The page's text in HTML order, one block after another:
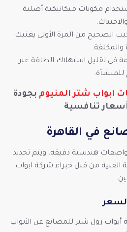
مكونات ميكانيكية أصلية
الصحيح من المرة الأولى يغنيك
والمكلفة.
في تقليل استهلاك الطاقة عبر
للمنشأة.
ابواب شتر المنيوم بجودة
تنافسية
في القاهرة
هندسية دقيقة، ويتم تحديد
الفنية من قبل خبراء شركة ابواب
أبواب رول شتر للمصانع عن الأبواب